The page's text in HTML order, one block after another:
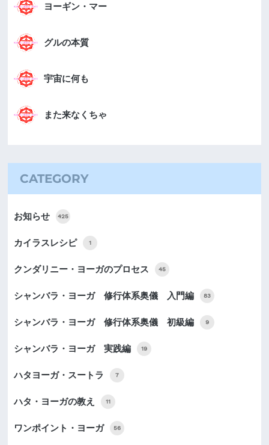
ヨーギン・マー
グルの本質
宇宙に何も
また来なくちゃ
CATEGORY
お知らせ 425
カイラスレシピ 1
クンダリニー・ヨーガのプロセス 45
シャンバラ・ヨーガ 修行体系奥儀 入門編 83
シャンバラ・ヨーガ 修行体系奥儀 初級編 9
シャンバラ・ヨーガ 実践編 19
ハタヨーガ・スートラ 7
ハタ・ヨーガの教え 11
ワンポイント・ヨーガ 56